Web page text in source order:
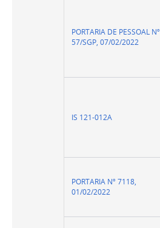
PORTARIA DE PESSOAL Nº
57/SGP, 07/02/2022
IS 121-012A
PORTARIA Nº 7118,
01/02/2022